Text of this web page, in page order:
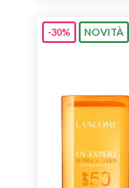
-30% NOVITÀ